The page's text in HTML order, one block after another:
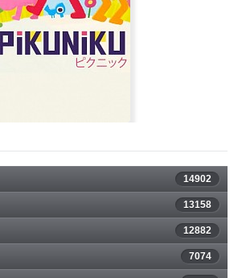
Upon a Jester
14902
13158
12882
7074